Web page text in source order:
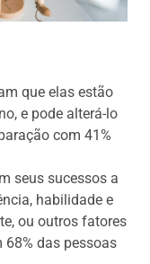
que elas estão
e pode alterá-lo
com 41%
seus sucessos a
habilidade e
ou outros fatores
das pessoas